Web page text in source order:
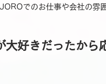
でのお仕事や会社の雰
大好きだったから